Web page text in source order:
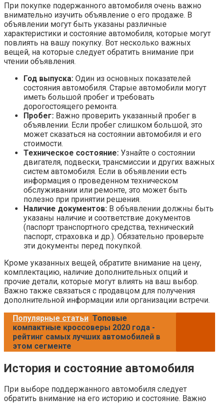
При покупке подержанного автомобиля очень важно
внимательно изучить объявление о его продаже. В
объявлении могут быть указаны различные
характеристики и состояние автомобиля, которые могут
повлиять на вашу покупку. Вот несколько важных
вещей, на которые следует обратить внимание при
чтении объявления.
Год выпуска: Один из основных показателей
состояния автомобиля. Старые автомобили могут
иметь большой пробег и требовать
дорогостоящего ремонта.
Пробег: Важно проверить указанный пробег в
объявлении. Если пробег слишком большой, это
может сказаться на состоянии автомобиля и его
стоимости.
Техническое состояние: Узнайте о состоянии
двигателя, подвески, трансмиссии и других важных
систем автомобиля. Если в объявлении есть
информация о проведенном техническом
обслуживании или ремонте, это может быть
полезно при принятии решения.
Наличие документов: В объявлении должны быть
указаны наличие и соответствие документов
(паспорт транспортного средства, технический
паспорт, страховка и др.). Обязательно проверьте
эти документы перед покупкой.
Кроме указанных вещей, обратите внимание на цену,
комплектацию, наличие дополнительных опций и
прочие детали, которые могут влиять на ваш выбор.
Важно также связаться с продавцом для получения
дополнительной информации или организации встречи.
Популярные статьи Топовые
компактные кроссоверы 2020 года -
рейтинг самых лучших автомобилей в
этом сегменте
История и состояние автомобиля
При выборе поддержанного автомобиля следует
обратить внимание на его историю и состояние. Важно